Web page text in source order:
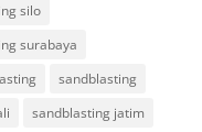
silo
surabaya
sandblasting
sandblasting jatim